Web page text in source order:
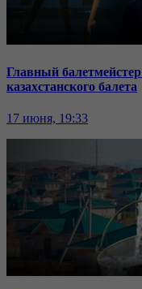
Главный
казахстанского балета
17 июня, 19:33